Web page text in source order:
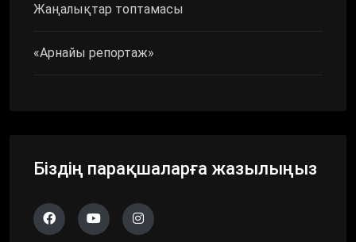
Жаңалықтар топтамасы
«Арнайы репортаж»
Біздің парақшаларға жазылыңыз